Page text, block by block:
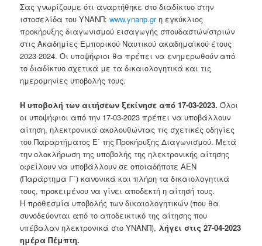
Σας γνωρίζουμε ότι αναρτήθηκε στο διαδίκτυο στην
ιστοσελίδα του ΥΝΑΝΠ:www.ynanp.grη εγκύκλιος
προκήρυξης διαγωνισμού εισαγωγής σπουδαστών/στριών
στις Ακαδημίες Εμπορικού Ναυτικού ακαδημαϊκού έτους
2023-2024. Οι υποψήφιοι θα πρέπει να ενημερωθούν από
το διαδίκτυο σχετικά με τα δικαιολογητικά και τις
ημερομηνίες υποβολής τους.
Η υποβολή των αιτήσεων ξεκίνησε από 17-03-2023.Όλοι
οι υποψήφιοι από την 17-03-2023 πρέπει να υποβάλλουν
αίτηση, ηλεκτρονικά ακολουθώντας τις σχετικές οδηγίες
του Παραρτήματος Ε΄ της Προκήρυξης Διαγωνισμού. Μετά
την ολοκλήρωση της υποβολής της ηλεκτρονικής αίτησης
οφείλουν να υποβάλλουν σε οποιαδήποτε ΑΕΝ
(Παράρτημα Γ΄) κανονικά και πλήρη τα δικαιολογητικά
τους, προκειμένου να γίνει αποδεκτή η αίτησή τους.
Η προθεσμία υποβολής των δικαιολογητικών (που θα
συνοδεύονται από το αποδεικτικό της αίτησης που
υπέβαλαν ηλεκτρονικά στο ΥΝΑΝΠ), λήγει στις 27-04-2023
ημέρα Πέμπτη.